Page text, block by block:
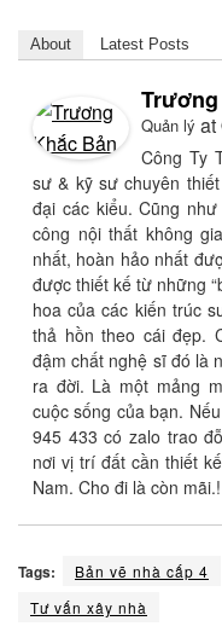
About Latest Posts
Quản lý at
Công Ty
sư & kỹ sư chuyên
đại các kiểu. Cũng
công nội thất không
nhất, hoàn hảo nhất
được thiết kế từ những
hoa của các kiến trúc
thả hồn theo cái đẹp.
đậm chất nghệ sĩ đó là
ra đời. Là một mảng
cuộc sống của bạn.
945 433 có zalo trao
nơi vị trí đất cần thiết
Nam. Cho đi là còn mãi.!
Tags: Bản vẽ nhà cấp 4
Tư vấn xây nhà